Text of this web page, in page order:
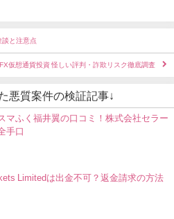
談と注意点
仮想通貨投資 怪しい評判・詐欺リスク徹底調査
悪質案件の検証記事↓
マふく福井翼の口コミ！株式会社セラー
手口
Limitedは出金不可？返金請求の方法